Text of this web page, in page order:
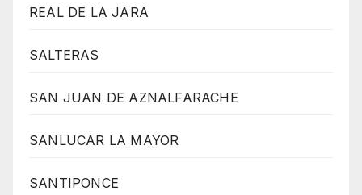
REAL DE LA JARA
SALTERAS
SAN JUAN DE AZNALFARACHE
SANLUCAR LA MAYOR
SANTIPONCE